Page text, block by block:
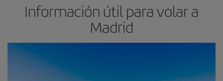
Información útil para volar a
Madrid